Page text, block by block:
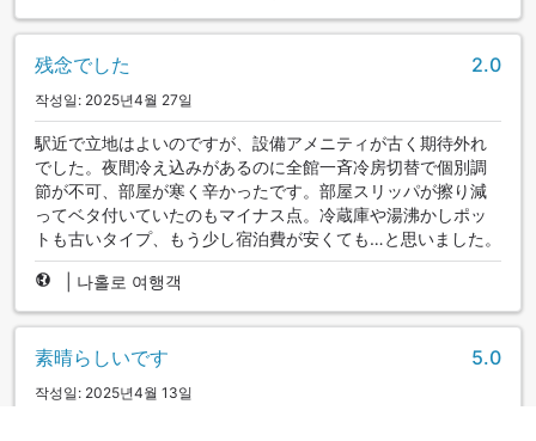
残念でした 2.0
작성일: 2025년4월 27일
駅近で立地はよいのですが、設備アメニティが古く期待外れ
でした。夜間冷え込みがあるのに全館一斉冷房切替で個別調
節が不可、部屋が寒く辛かったです。部屋スリッパが擦り減
ってベタ付いていたのもマイナス点。冷蔵庫や湯沸かしポッ
トも古いタイプ、もう少し宿泊費が安くても…と思いました。
나홀로 여행객
素晴らしいです 5.0
작성일: 2025년4월 13일